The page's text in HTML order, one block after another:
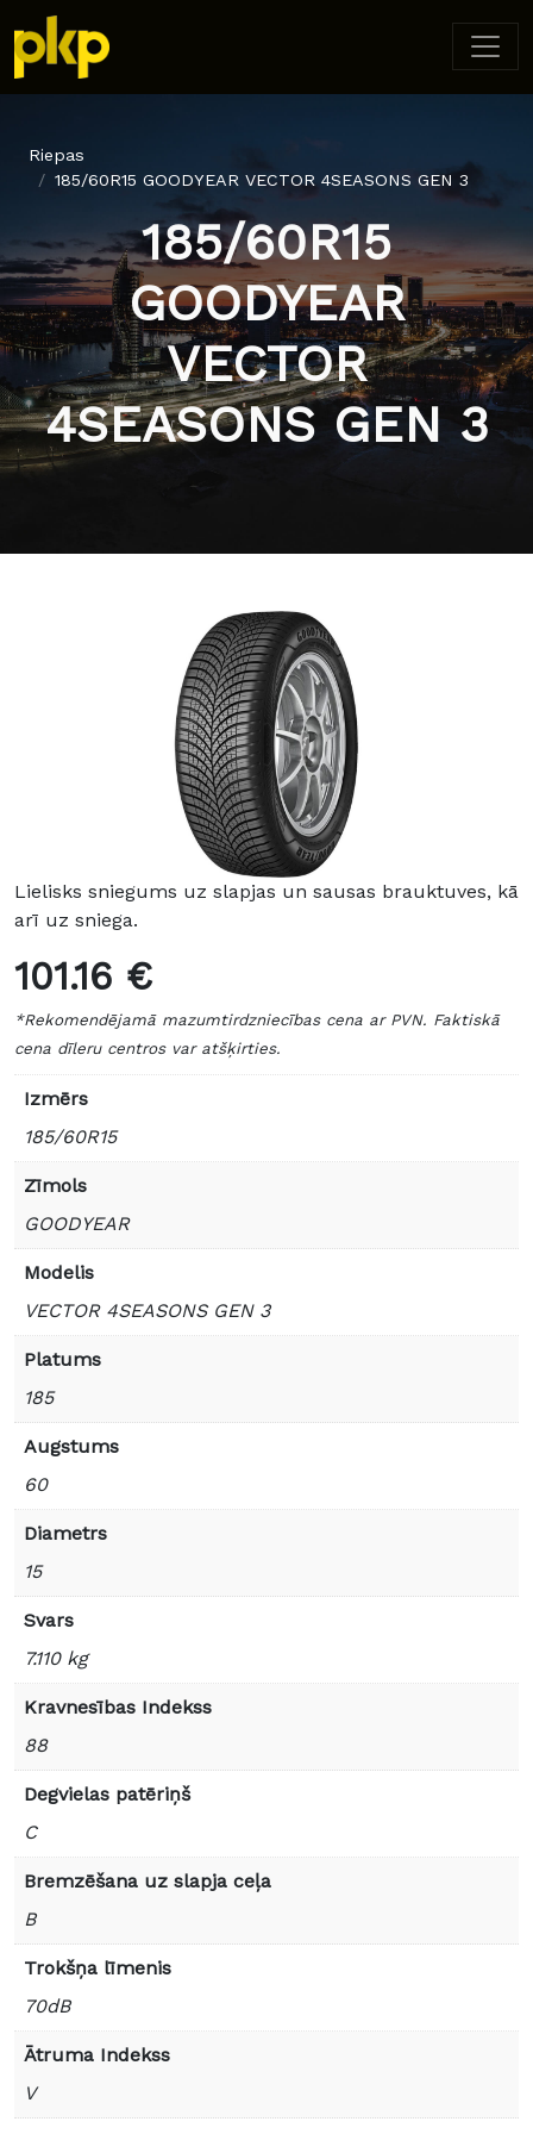
Riepas
185/60R15 GOODYEAR VECTOR 4SEASONS GEN 3
185/60R15
GOODYEAR
VECTOR
4SEASONS GEN 3
Lielisks sniegums uz slapjas un sausas brauktuves, kā
arī uz sniega.
101.16 €
*Rekomendējamā mazumtirdzniecības cena ar PVN. Faktiskā
cena dīleru centros var atšķirties.
Izmērs
185/60R15
Zīmols
GOODYEAR
Modelis
VECTOR 4SEASONS GEN 3
Platums
185
Augstums
60
Diametrs
15
Svars
7.110 kg
Kravnesības Indekss
88
Degvielas patēriņš
C
Bremzēšana uz slapja ceļa
B
Trokšņa līmenis
70dB
Ātruma Indekss
V